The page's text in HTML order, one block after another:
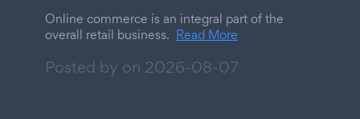
Online commerce is an integral part of the
overall retail business. Read More
Posted by on 2026-08-07